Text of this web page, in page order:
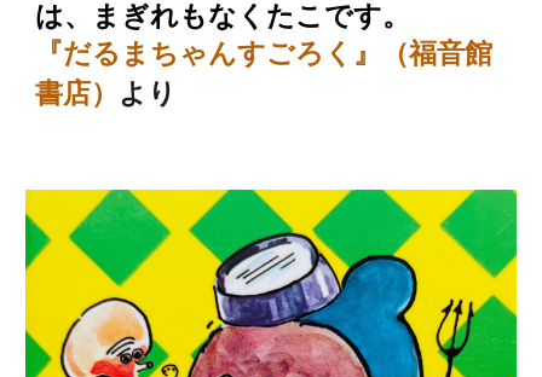
は、まぎれもなくたこです。
『だるまちゃんすごろく』（福音館
書店） より